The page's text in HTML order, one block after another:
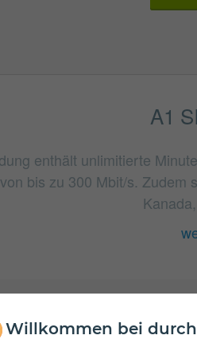
Willkommen bei
A1
enthält unlimitierte
bis zu 300 Mbit/s.